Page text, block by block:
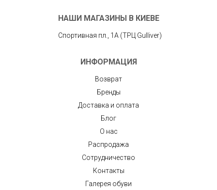
НАШИ МАГАЗИНЫ В КИЕВЕ
Спортивная пл., 1А (ТРЦ Gulliver)
ИНФОРМАЦИЯ
Возврат
Бренды
Доставка и оплата
Блог
О нас
Распродажа
Сотрудничество
Контакты
Галерея обуви